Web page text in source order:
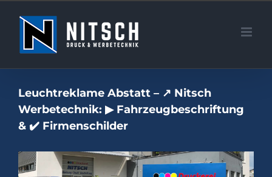
springen
Leuchtreklame Abstatt – ↗️ Nitsch
Werbetechnik: ▶︎ Fahrzeugbeschriftung
& ✔️ Firmenschilder